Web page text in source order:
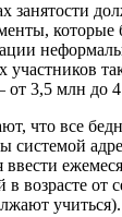
занятости
которые
участников
3,5 млн до
что все
системой
ввести
в возрасте от